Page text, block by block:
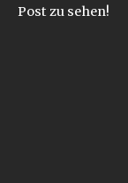
Post zu sehen!